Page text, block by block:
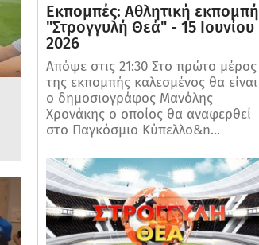
Εκπομπές: Αθλητική εκπομπή
"Στρογγυλή Θεά" - 15 Ιουνίου
2026
Απόψε στις 21:30 Στο πρώτο μέρος
της εκπομπής καλεσμένος θα είναι
ο δημοσιογράφος Μανόλης
Χρονάκης ο οποίος θα αναφερθεί
στο Παγκόσμιο Κύπελλο&n...